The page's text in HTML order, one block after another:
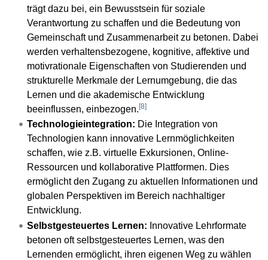
trägt dazu bei, ein Bewusstsein für soziale
Verantwortung zu schaffen und die Bedeutung von
Gemeinschaft und Zusammenarbeit zu betonen. Dabei
werden verhaltensbezogene, kognitive, affektive und
motivrationale Eigenschaften von Studierenden und
strukturelle Merkmale der Lernumgebung, die das
Lernen und die akademische Entwicklung
beeinflussen, einbezogen.[8]
Technologieintegration: Die Integration von
Technologien kann innovative Lernmöglichkeiten
schaffen, wie z.B. virtuelle Exkursionen, Online-
Ressourcen und kollaborative Plattformen. Dies
ermöglicht den Zugang zu aktuellen Informationen und
globalen Perspektiven im Bereich nachhaltiger
Entwicklung.
Selbstgesteuertes Lernen: Innovative Lehrformate
betonen oft selbstgesteuertes Lernen, was den
Lernenden ermöglicht, ihren eigenen Weg zu wählen